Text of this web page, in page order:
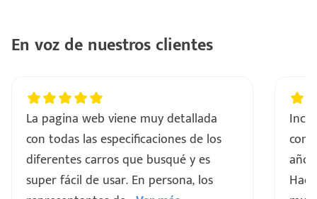
En voz de nuestros clientes
La pagina web viene muy detallada
con todas las especificaciones de los
diferentes carros que busqué y es
super fácil de usar. En persona, los